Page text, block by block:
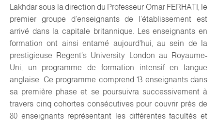
Lakhdar sous la direction du Professeur Omar FERHATI, le
premier groupe d’enseignants de l’établissement est
arrivé dans la capitale britannique. Les enseignants en
formation ont ainsi entamé aujourd'hui, au sein de la
prestigieuse Regent’s University London au Royaume-
Uni, un programme de formation intensif en langue
anglaise. Ce programme comprend 13 enseignants dans
sa première phase et se poursuivra successivement à
travers cinq cohortes consécutives pour couvrir près de
80 enseignants représentant les différentes facultés et